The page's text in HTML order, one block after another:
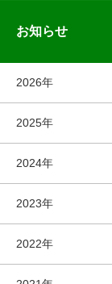
お知らせ
2026年
2025年
2024年
2023年
2022年